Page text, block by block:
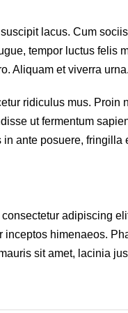
lacus. Cum
tempor luctus felis
Aliquam et viverra
ridiculus mus. Proin
ut fermentum
ante posuere, fringilla
adipiscing
himenaeos.
sit amet, lacinia